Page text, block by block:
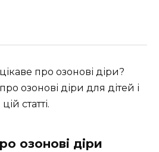
про озонові діри?
озонові діри для дітей і
статті.
озонові діри